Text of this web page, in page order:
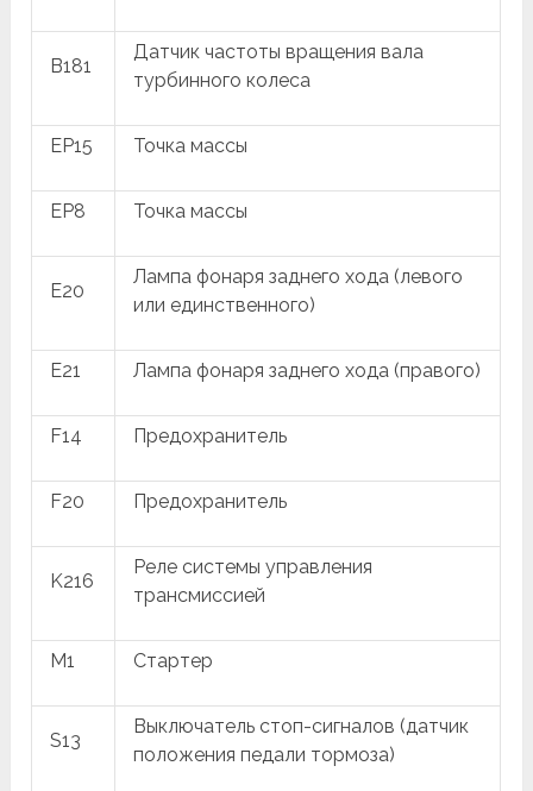
B181
Датчик частоты вращения вала
турбинного колеса
EP15 Точка массы
EP8 Точка массы
E20
Лампа фонаря заднего хода (левого
или единственного)
E21 Лампа фонаря заднего хода (правого)
F14 Предохранитель
F20 Предохранитель
K216
Реле системы управления
трансмиссией
M1 Стартер
S13
Выключатель стоп-сигналов (датчик
положения педали тормоза)